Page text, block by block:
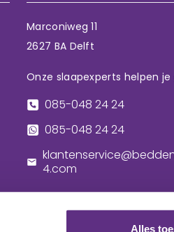
Alles
Marconiweg 11
2627 BA Delft
Onze slaapexperts helpen je
085-048 24 24
085-048 24 24
4.com